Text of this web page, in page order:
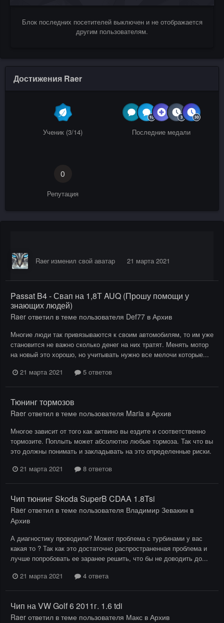
Блок последних посетителей выключен и не отображается
другим пользователям.
Достижения Raer
Ученик (3/14) Последние медали
0
Репутация
Raer изменил свой аватар 21 марта 2021
Passat B4 - Свап на 1,8Т AUQ (Прошу помощи у
знающих людей)
Raer ответил в теме пользователя Def77 в Архив
Многие люди так привязываются к своим автомобилям, то им уже
становится не важно сколько денег на них тратят. Менять мотор
на новый это хорошо, но учитывать нужно все мелочи которые...
21 марта 2021
5 ответов
Тюнинг тормозов
Raer ответил в теме пользователя Maria в Архив
Многое зависит от того как актвино вы ездите и соответственно
тормозите. Поплыть может абсолютно любые тормоза. Так что вы
это должны понимать и закладывать на это определенные риски.
21 марта 2021
8 ответов
Чип тюнинг Skoda SuperB CDAA 1.8Tsi
Raer ответил в теме пользователя Владимир Зевакин в
Архив
А диагностику проводили? Может проблема с турбинами у вас
какая то ? Так как это достаточно распространенная проблема и
лучше попробовать ее заранее решить, что бы не доводить до...
21 марта 2021
4 ответа
Чип на VW Golf 6 2011г. 1.6 tdi
Raer ответил в теме пользователя Макс в Архив